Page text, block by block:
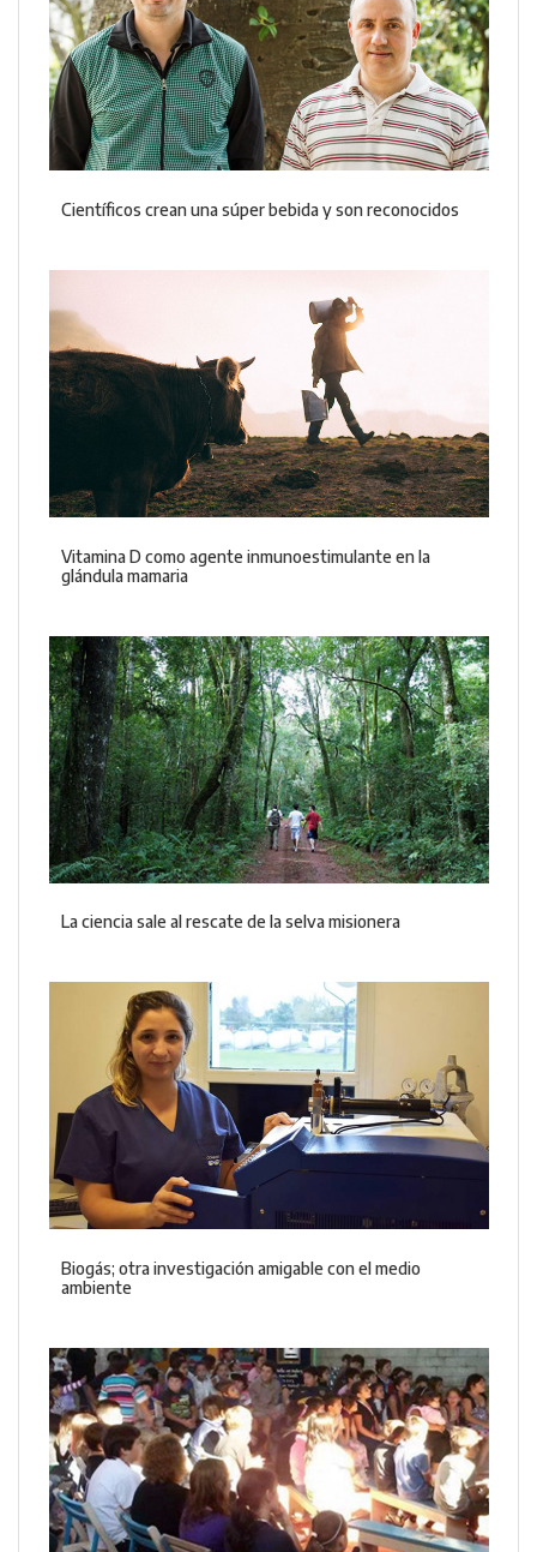
Científicos crean una súper bebida y son reconocidos
Vitamina D como agente inmunoestimulante en la
glándula mamaria
La ciencia sale al rescate de la selva misionera
Biogás; otra investigación amigable con el medio
ambiente